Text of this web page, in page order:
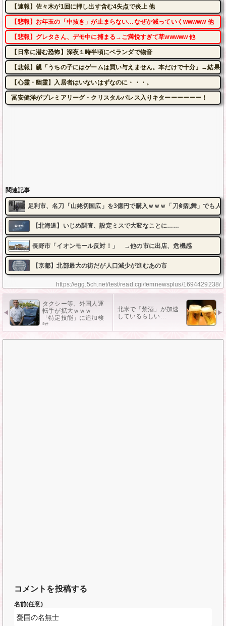
https://egg.5ch.net/test/read.cgi/femnewsplus/1694429238/
【速報】佐々木が1回に押し出す含む4失点で炎上 他
【悲報】お年玉の「中抜き」が止まらない…なぜか減っていくwwwww 他
【悲報】グレタさん、デモ中に捕まる→ご満悦すぎて草wwwww 他
【日常に潜む恐怖】深夜１時半頃にベランダで物音
【悲報】親「うちの子にはゲームは買い与えません。本だけで十分」→結果
【心霊・幽霊】入居者はいないはずなのに・・・。
冨安健洋がプレミアリーグ・クリスタルパレス入りキターーーーーー！
関連記事
足利市、名刀「山姥切国広」を3億円で購入ｗｗｗ「刀剣乱舞」でも人
【北海道】いじめ調査、設定ミスで大変なことに……
長野市「イオンモール反対！」 →他の市に出店、危機感
【京都】北部最大の街だが人口減少が進むあの市
タクシー等、外国人運
転手が拡大ｗｗｗ
「特定技能」に追加検
討
北米で「禁酒」が加速
しているらしい…
コメントを投稿する
名前(任意)